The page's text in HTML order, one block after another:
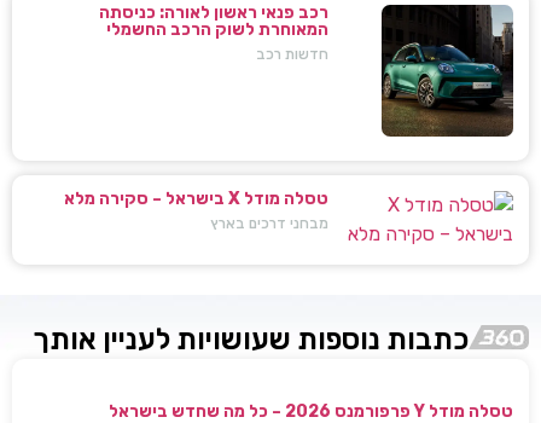
רכב פנאי ראשון לאורה: כניסתה
המאוחרת לשוק הרכב החשמלי
חדשות רכב
טסלה מודל X בישראל – סקירה מלא
מבחני דרכים בארץ
כתבות נוספות שעושויות לעניין אותך
טסלה מודל Y פרפורמנס 2026 – כל מה שחדש בישראל